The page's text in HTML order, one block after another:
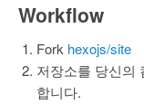
Workflow
Fork hexojs/site
저장소를 당신의
합니다.